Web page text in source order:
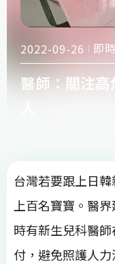
2022-09-26 即
醫師：關注
台灣若要跟上日
上百名寶寶。醫
時有新生兒科醫
付，避免照護人